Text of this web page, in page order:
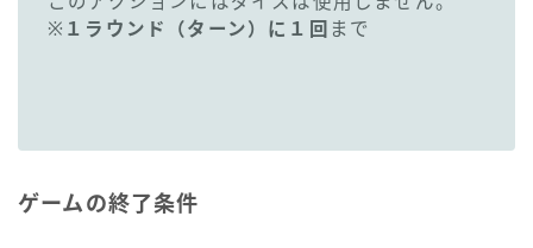
※ １ラウンド（ターン）に１回 まで
ゲームの終了条件